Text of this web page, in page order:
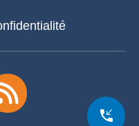
phone_callback